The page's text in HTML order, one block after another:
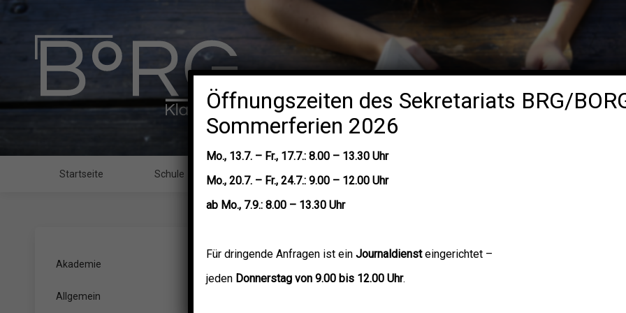
Startseite Schule Ausbildung Aktivitäten
Akademie
Allgemein
Erste-Hilfe-Kurs
Öffnungszeiten des Sekretariats BRG/
Sommerferien 2026
Mo., 13.7. – Fr., 17.7.: 8.00 – 13.30 Uhr
Mo., 20.7. – Fr., 24.7.: 9.00 – 12.00 Uhr
ab Mo., 7.9.: 8.00 – 13.30 Uhr
Für dringende Anfragen ist ein Journaldiensteingerichtet –
jeden Donnerstag von 9.00 bis 12.00 Uhr.